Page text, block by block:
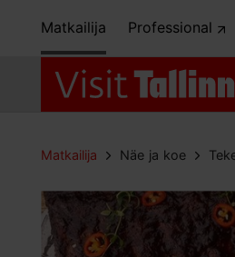
Matkailija Professional
Matkailija Näe ja koe